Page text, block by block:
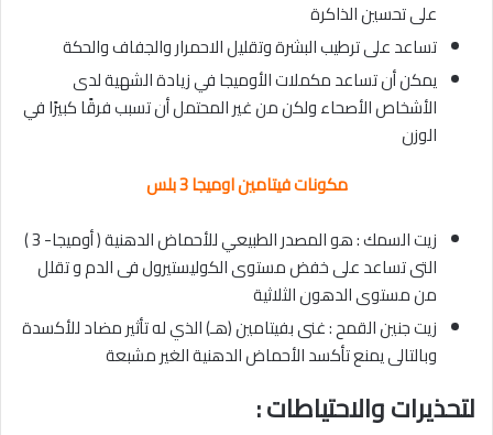
على تحسين الذاكرة
تساعد على ترطيب البشرة وتقليل الاحمرار والجفاف والحكة
يمكن أن تساعد مكملات الأوميجا في زيادة الشهية لدى
الأشخاص الأصحاء ولكن من غير المحتمل أن تسبب فرقًا كبيرًا في
الوزن
مكونات فيتامين اوميجا 3 بلس
زيت السمك : هو المصدر الطبيعي للأحماض الدهنية ( أوميجا- 3 )
التى تساعد على خفض مستوى الكوليستيرول فى الدم و تقلل
من مستوى الدهون الثلاثية
زيت جنين القمح : غنى بفيتامين (هـ) الذي له تأثير مضاد للأكسدة
وبالتالى يمنع تأكسد الأحماض الدهنية الغير مشبعة
لتحذيرات والاحتياطات :